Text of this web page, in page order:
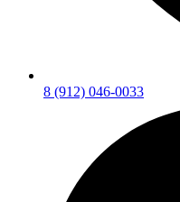
8 (912) 046-0033